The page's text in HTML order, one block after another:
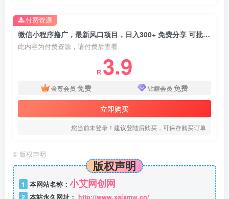
微信小程序撸广，最新风口项目，日入300+ 免费分享 可批量操作 小白可…
此内容为付费资源，请付费后查看
R 3.9
金尊会员 免费 钻耀会员 免费
立即购买
您当前未登录！建议登陆后购买，可保存购买订单
付费资源
© 版权声明
版权声明
1 本网站名称： 小艾网创网
2 本站永久网址： http://www.xaixmw.cn/